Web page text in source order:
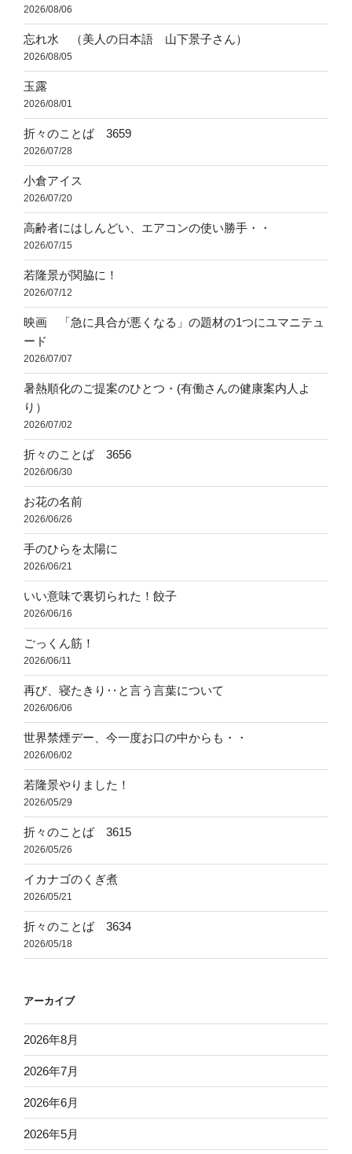
2026/08/06
忘れ水 （美人の日本語 山下景子さん）
2026/08/05
玉露
2026/08/01
折々のことば 3659
2026/07/28
小倉アイス
2026/07/20
高齢者にはしんどい、エアコンの使い勝手・・
2026/07/15
若隆景が関脇に！
2026/07/12
映画 「急に具合が悪くなる」の題材の1つにユマニテュ
ード
2026/07/07
暑熱順化のご提案のひとつ・(有働さんの健康案内人よ
り）
2026/07/02
折々のことば 3656
2026/06/30
お花の名前
2026/06/26
手のひらを太陽に
2026/06/21
いい意味で裏切られた！餃子
2026/06/16
ごっくん筋！
2026/06/11
再び、寝たきり‥と言う言葉について
2026/06/06
世界禁煙デー、今一度お口の中からも・・
2026/06/02
若隆景やりました！
2026/05/29
折々のことば 3615
2026/05/26
イカナゴのくぎ煮
2026/05/21
折々のことば 3634
2026/05/18
アーカイブ
2026年8月
2026年7月
2026年6月
2026年5月